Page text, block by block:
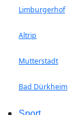
Limburgerhof
Altrip
Mutterstadt
Bad Dürkheim